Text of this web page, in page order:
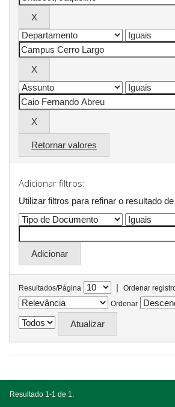
Retornar valores
Adicionar filtros:
Utilizar filtros para refinar o resultado
Resultados/Página |
Ordenar
Ordenar
Resultado 1-1 de 1.